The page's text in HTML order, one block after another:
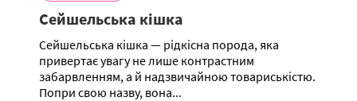
Сейшельська кішка
Сейшельська кішка — рідкісна порода, яка
привертає увагу не лише контрастним
забарвленням, а й надзвичайною товариськістю.
Попри свою назву, вона...